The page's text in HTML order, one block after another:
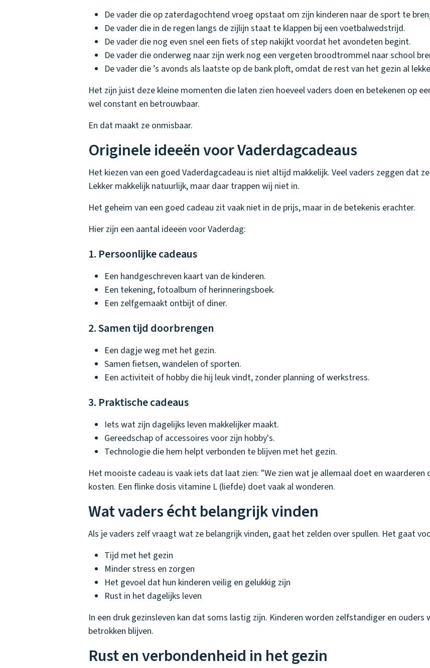
De vader die op zaterdagochtend vroeg opstaat om zijn kinderen naar de sport te
De vader die in de regen langs de zijlijn staat te klappen bij een voetbalwedstrijd.
De vader die nog even snel een fiets of step nakijkt voordat het avondeten begint.
De vader die onderweg naar zijn werk nog een vergeten broodtrommel naar school
De vader die ’s avonds als laatste op de bank ploft, omdat de rest van het gezin al
Het zijn juist deze kleine momenten die laten zien hoeveel vaders doen en betekenen op
wel constant en betrouwbaar.
En dat maakt ze onmisbaar.
Originele ideeën voor Vaderdagcadeaus
Het kiezen van een goed Vaderdagcadeau is niet altijd makkelijk. Veel vaders zeggen dat
Lekker makkelijk natuurlijk, maar daar trappen wij niet in.
Het geheim van een goed cadeau zit vaak niet in de prijs, maar in de betekenis erachter.
Hier zijn een aantal ideeën voor Vaderdag:
1. Persoonlijke cadeaus
Een handgeschreven kaart van de kinderen.
Een tekening, fotoalbum of herinneringsboek.
Een zelfgemaakt ontbijt of diner.
2. Samen tijd doorbrengen
Een dagje weg met het gezin.
Samen fietsen, wandelen of sporten.
Een activiteit of hobby die hij leuk vindt, zonder planning of werkstress.
3. Praktische cadeaus
Iets wat zijn dagelijks leven makkelijker maakt.
Gereedschap of accessoires voor zijn hobby's.
Technologie die hem helpt verbonden te blijven met het gezin.
Het mooiste cadeau is vaak iets dat laat zien: "We zien wat je allemaal doet en
kosten. Een flinke dosis vitamine L (liefde) doet vaak al wonderen.
Wat vaders écht belangrijk vinden
Als je vaders zelf vraagt wat ze belangrijk vinden, gaat het zelden over spullen. Het gaat
Tijd met het gezin
Minder stress en zorgen
Het gevoel dat hun kinderen veilig en gelukkig zijn
Rust in het dagelijks leven
In een druk gezinsleven kan dat soms lastig zijn. Kinderen worden zelfstandiger en
betrokken blijven.
Rust en verbondenheid in het gezin